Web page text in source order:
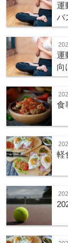
運
バ
運
向
食
軽